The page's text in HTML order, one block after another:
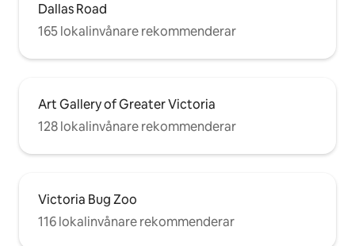
Dallas Road
165 lokalinvånare rekommenderar
Art Gallery of Greater Victoria
128 lokalinvånare rekommenderar
Victoria Bug Zoo
116 lokalinvånare rekommenderar